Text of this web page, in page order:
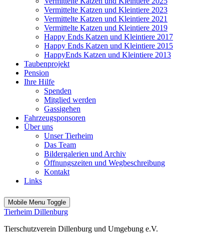
Vermittelte Katzen und Kleintiere 2023
Vermittelte Katzen und Kleintiere 2021
Vermittelte Katzen und Kleintiere 2019
Happy Ends Katzen und Kleintiere 2017
Happy Ends Katzen und Kleintiere 2015
HappyEnds Katzen und Kleintiere 2013
Taubenprojekt
Pension
Ihre Hilfe
Spenden
Mitglied werden
Gassigehen
Fahrzeugsponsoren
Über uns
Unser Tierheim
Das Team
Bildergalerien und Archiv
Öffnungszeiten und Wegbeschreibung
Kontakt
Links
Mobile Menu Toggle
Tierheim Dillenburg
Tierschutzverein Dillenburg und Umgebung e.V.